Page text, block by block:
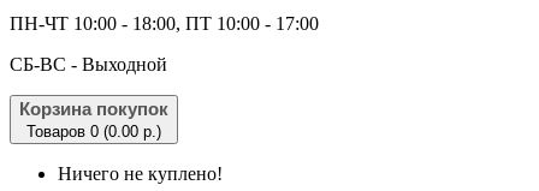
ПН-ЧТ 10:00 - 18:00, ПТ 10:00 - 17:00
CБ-ВС - Выходной
Корзина покупок
Товаров 0 (0.00 р.)
Ничего не куплено!